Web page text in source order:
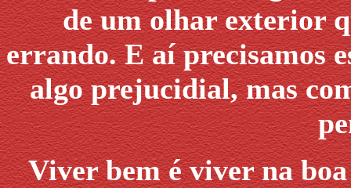
de um olhar exterior
errando. E aí precisamos
algo prejucidial, mas
Viver bem é viver na